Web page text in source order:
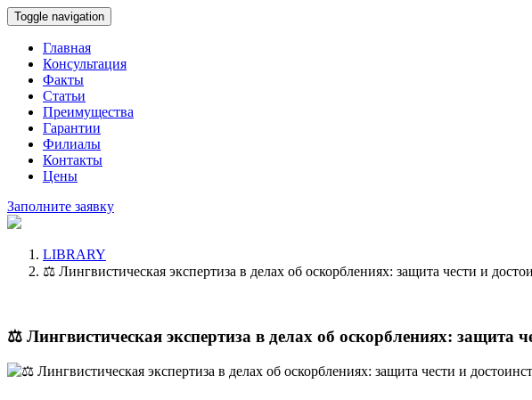
Toggle navigation
Главная
Консультация
Факты
Статьи
Преимущества
Гарантии
Филиалы
Контакты
Цены
Заполните заявку
LIBRARY
⚖️ Лингвистическая экспертиза в делах об оскорблениях: защита чести и
⚖️ Лингвистическая экспертиза в делах об оскорблениях: защита